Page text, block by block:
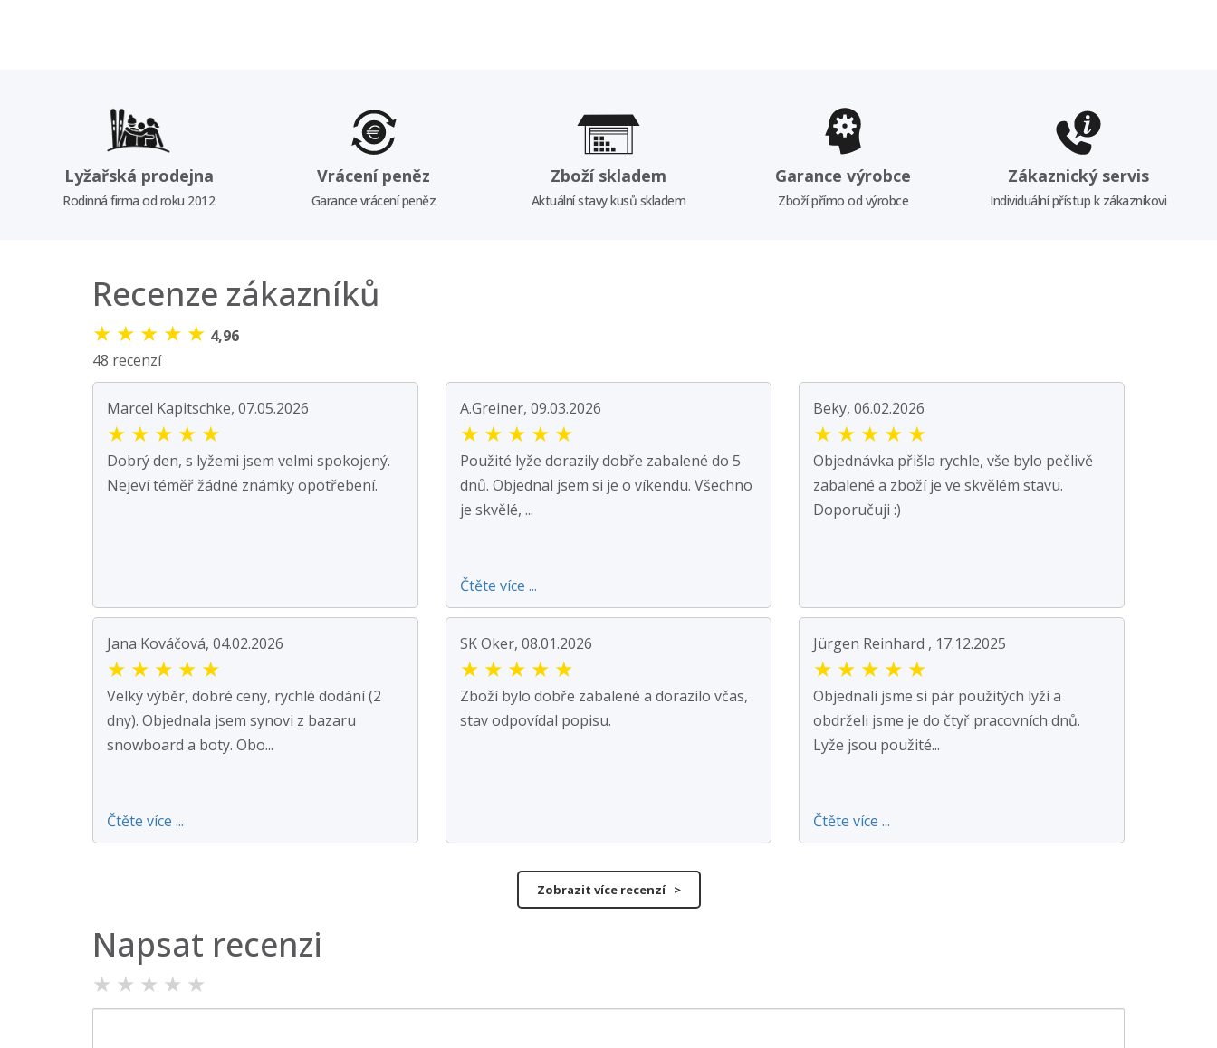
Lyžařská prodejna
Rodinná firma od roku 2012
Vrácení peněz
Garance vrácení peněz
Zboží skladem
Aktuální stavy kusů skladem
Garance výrobce
Zboží přímo od výrobce
Zákaznický servis
Individuální přístup k zákazníkovi
Recenze zákazníků
★ ★ ★ ★ ★ 4,96
48 recenzí
Marcel Kapitschke, 07.05.2026
★ ★ ★ ★ ★
Dobrý den, s lyžemi jsem velmi spokojený.
Nejeví téměř žádné známky opotřebení.
A.Greiner, 09.03.2026
★ ★ ★ ★ ★
Použité lyže dorazily dobře zabalené do 5
dnů. Objednal jsem si je o víkendu. Všechno
je skvělé, ...
Čtěte více ...
Beky, 06.02.2026
★ ★ ★ ★ ★
Objednávka přišla rychle, vše bylo pečlivě
zabalené a zboží je ve skvělém stavu.
Doporučuji :)
Jana Kováčová, 04.02.2026
★ ★ ★ ★ ★
Velký výběr, dobré ceny, rychlé dodání (2
dny). Objednala jsem synovi z bazaru
snowboard a boty. Obo...
Čtěte více ...
SK Oker, 08.01.2026
★ ★ ★ ★ ★
Zboží bylo dobře zabalené a dorazilo včas,
stav odpovídal popisu.
Jürgen Reinhard , 17.12.2025
★ ★ ★ ★ ★
Objednali jsme si pár použitých lyží a
obdrželi jsme je do čtyř pracovních dnů.
Lyže jsou použité...
Čtěte více ...
Zobrazit více recenzí >
Napsat recenzi
★ ★ ★ ★ ★